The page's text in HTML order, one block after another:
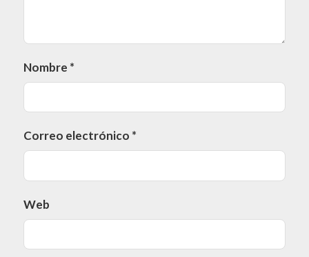
Nombre *
Correo electrónico *
Web